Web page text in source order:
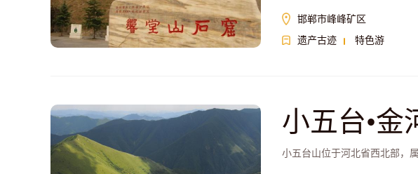
邯郸市峰峰矿区
遗产古迹
特色游
小五台•金
小五台山位于河北省西北部，